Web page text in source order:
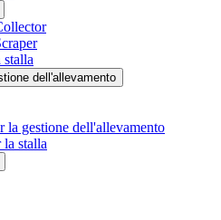
dell'allevamento
la gestione dell'allevamento
stalla